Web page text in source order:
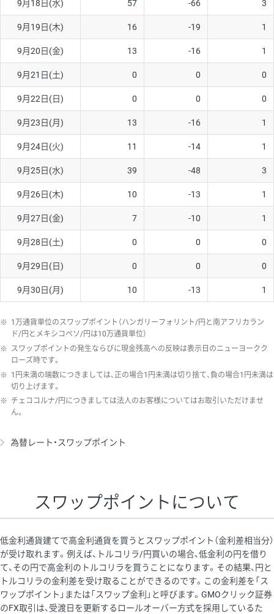
ソ/円は10万通貨単位。
9月18日(水) 57 -66 3
9月19日(木) 16 -19 1
9月20日(金) 13 -16 1
9月21日(土) 0 0 0
9月22日(日) 0 0 0
9月23日(月) 13 -16 1
9月24日(火) 11 -14 1
9月25日(水) 39 -48 3
9月26日(木) 10 -13 1
9月27日(金) 7 -10 1
9月28日(土) 0 0 0
9月29日(日) 0 0 0
9月30日(月) 10 -13 1
※ 1万通貨単位のスワップポイント（ハンガリーフォリント/円と南アフリカラン
ド/円とメキシコペソ/円は10万通貨単位）
※ スワップポイントの発生ならびに現金残高への反映は表示日のニューヨークク
ローズ時です。
※ 1円未満の端数につきましては、正の場合1円未満は切り捨て、負の場合1円未満は
切り上げます。
※ チェココルナ/円につきましては法人のお客様についてはお取引いただけませ
ん。
為替レート・スワップポイント
スワップポイントについて
低金利通貨建てで高金利通貨を買うとスワップポイント（金利差相当分）
が受け取れます。例えば、トルコリラ/円買いの場合、低金利の円を借り
て、その円で高金利のトルコリラを買うことになります。その結果、円と
トルコリラの金利差を受け取ることができるのです。この金利差を「ス
ワップポイント」または「スワップ金利」と呼びます。GMOクリック証券
のFX取引は、受渡日を更新するロールオーバー方式を採用しているた